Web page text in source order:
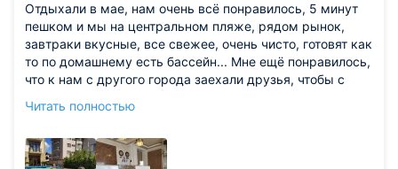
Отдыхали в мае, нам очень всё понравилось, 5 минут
пешком и мы на центральном пляже, рядом рынок,
завтраки вкусные, все свежее, очень чисто, готовят как
то по домашнему есть бассейн... Мне ещё понравилось,
что к нам с другого города заехали друзья, чтобы с
отдельное спасибо отелю, потому что не все отели так
Геленджике, то однозначно этот отель
Читать полностью